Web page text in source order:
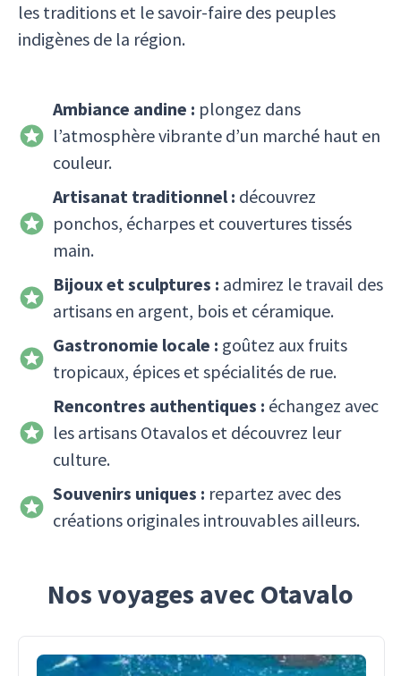
les traditions et le savoir-faire des peuples
indigènes de la région.
Ambiance andine : plongez dans
l’atmosphère vibrante d’un marché haut en
couleur.
Artisanat traditionnel : découvrez
ponchos, écharpes et couvertures tissés
main.
Bijoux et sculptures : admirez le travail des
artisans en argent, bois et céramique.
Gastronomie locale : goûtez aux fruits
tropicaux, épices et spécialités de rue.
Rencontres authentiques : échangez avec
les artisans Otavalos et découvrez leur
culture.
Souvenirs uniques : repartez avec des
créations originales introuvables ailleurs.
Nos voyages avec Otavalo